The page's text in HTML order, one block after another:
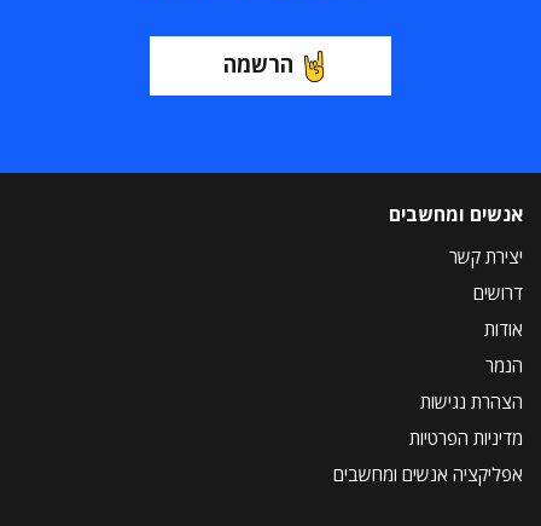
הרשמה
אנשים ומחשבים
יצירת קשר
דרושים
אודות
הנמר
הצהרת נגישות
מדיניות הפרטיות
אפליקציה אנשים ומחשבים